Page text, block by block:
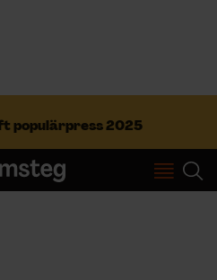
populärpress 2025